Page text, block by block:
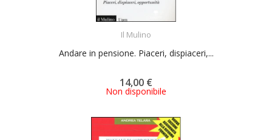
Il Mulino
Andare in pensione. Piaceri, dispiaceri,...
14,00 €
Non disponibile